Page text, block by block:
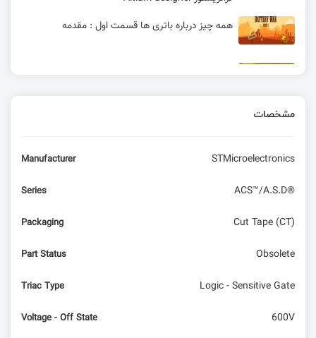
همه چیز درباره باتری ها قسمت اول : مقدمه
ساختار پیام‌ها و زمان‌بندی ارتباط در پروتکل KLine
مقایسه Raspberry Pi 5 و Intel N100 mini PC –
مشخصات
Manufacturer STMicroelectronics
Series ACS™/A.S.D®
Packaging Cut Tape (CT)
Part Status Obsolete
Triac Type Logic - Sensitive Gate
Voltage - Off State 600V